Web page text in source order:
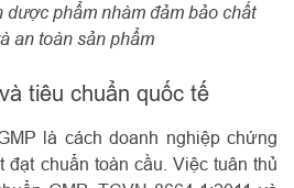
dược phẩm nhàm đảm bảo chất
an toàn sản phẩm
tiêu chuẩn quốc tế
là cách doanh nghiệp chứng
đạt chuẩn toàn cầu. Việc tuân thủ